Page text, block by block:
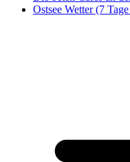
Ostsee Wetter (7